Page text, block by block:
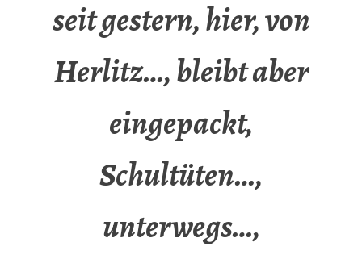
seit gestern, hier, von
Herlitz…, bleibt aber
eingepackt,
Schultüten…,
unterwegs…,